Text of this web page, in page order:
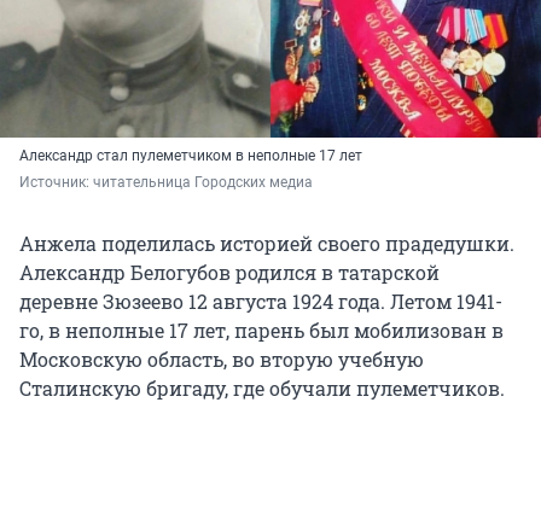
Александр стал пулеметчиком в неполные 17 лет
Источник: читательница Городских медиа
Анжела поделилась историей своего прадедушки.
Александр Белогубов родился в татарской
деревне Зюзеево 12 августа 1924 года. Летом 1941-
го, в неполные 17 лет, парень был мобилизован в
Московскую область, во вторую учебную
Сталинскую бригаду, где обучали пулеметчиков.